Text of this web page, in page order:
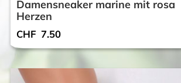
Damensneaker marine mit rosa
Herzen
CHF 7.50